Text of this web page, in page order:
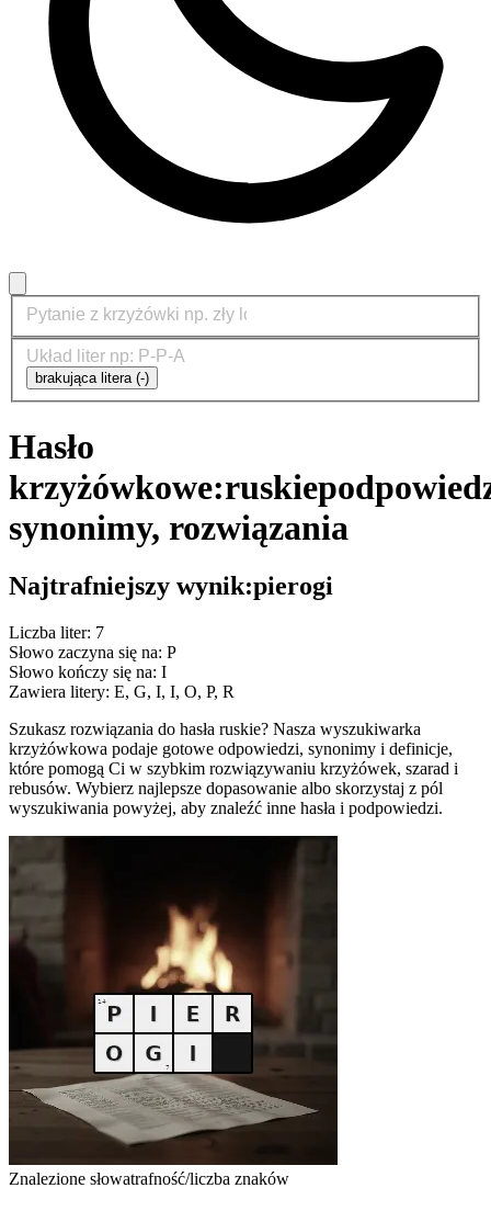
brakująca litera (-)
Hasło
krzyżówkowe:ruskie
synonimy, rozwiązania
Najtrafniejszy wynik:pierogi
Liczba liter: 7
Słowo zaczyna się na: P
Słowo kończy się na: I
Zawiera litery: E, G, I, I, O, P, R
Szukasz rozwiązania do hasła ruskie? Nasza wyszukiwarka
krzyżówkowa podaje gotowe odpowiedzi, synonimy i definicje,
które pomogą Ci w szybkim rozwiązywaniu krzyżówek, szarad i
rebusów. Wybierz najlepsze dopasowanie albo skorzystaj z pól
wyszukiwania powyżej, aby znaleźć inne hasła i podpowiedzi.
Znalezione słowatrafność/liczba znaków